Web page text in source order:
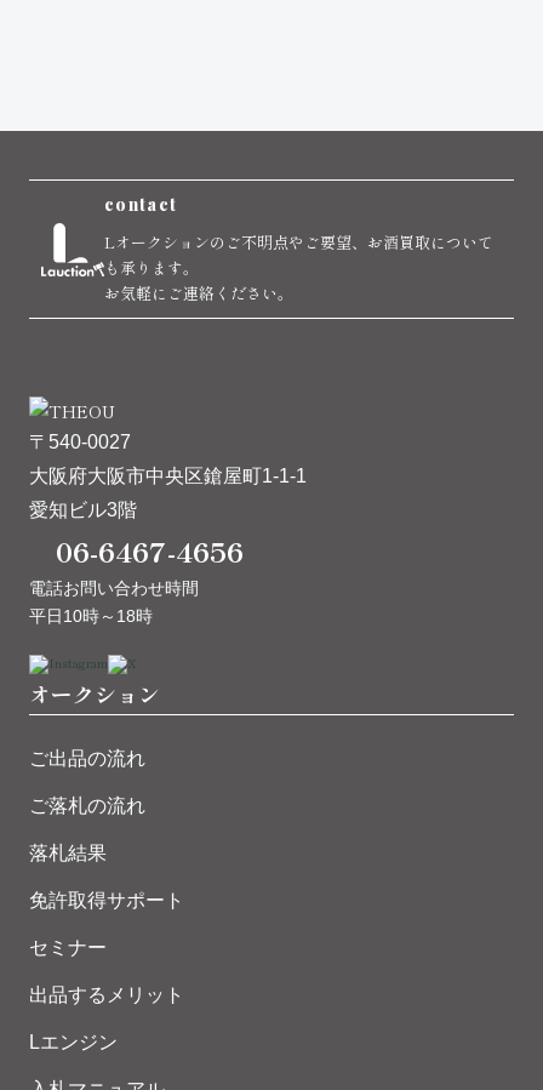
contact
Lオークションのご不明点やご要望、お酒買取について
も承ります。
お気軽にご連絡ください。
〒540-0027
大阪府大阪市中央区鎗屋町1-1-1
愛知ビル3階
06-6467-4656
電話お問い合わせ時間
平日10時～18時
オークション
ご出品の流れ
ご落札の流れ
落札結果
免許取得サポート
セミナー
出品するメリット
Lエンジン